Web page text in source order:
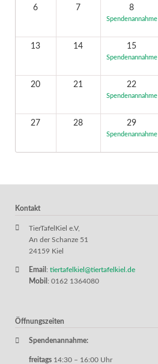
6 7 8
Spendenannahme
13 14 15
Spendenannahme
20 21 22
Spendenannahme
27 28 29
Spendenannahme
Kontakt
TierTafelKiel e.V,
An der Schanze 51
24159 Kiel
Email : tiertafelkiel@tiertafelkiel.de
Mobil : 0162 1364080
Öffnungszeiten
Spendenannahme:
freitags 14:30 – 16:00 Uhr